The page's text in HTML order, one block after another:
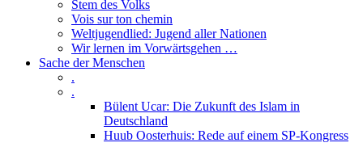
Stem des Volks
Vois sur ton chemin
Weltjugendlied: Jugend aller Nationen
Wir lernen im Vorwärtsgehen …
Sache der Menschen
.
.
Bülent Ucar: Die Zukunft des Islam in
Deutschland
Huub Oosterhuis: Rede auf einem SP-Kongress